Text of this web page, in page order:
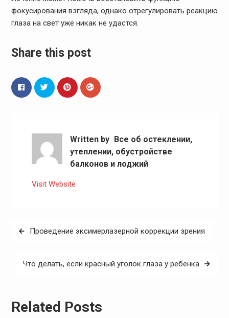
фокусирования взгляда, однако отрегулировать реакцию
глаза на свет уже никак не удастся.
Share this post
Written by
Все об остеклении,
утеплении, обустройстве
балконов и лоджий
Visit Website
Навигация
Проведение эксимерлазерной коррекции зрения
Что делать, если красный уголок глаза у ребенка
Related Posts